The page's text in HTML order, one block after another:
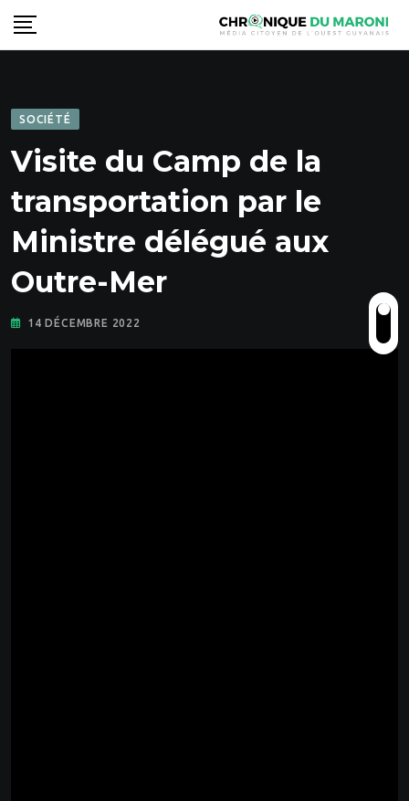
Skip
to
SOCIÉTÉ
Visite du Camp de la
transportation par le
Ministre délégué aux
Outre-Mer
14 DÉCEMBRE 2022